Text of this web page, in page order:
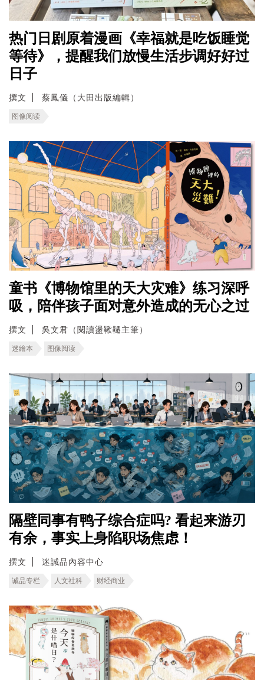
热门日剧原着漫画《幸福就是吃饭睡觉
等待》，提醒我们放慢生活步调好好过
日子
撰文 蔡鳳儀（大田出版編輯）
图像阅读
童书《博物馆里的天大灾难》练习深呼
吸，陪伴孩子面对意外造成的无心之过
撰文 吳文君（閱讀盪鞦韆主筆）
迷繪本 图像阅读
隔壁同事有鸭子综合症吗? 看起来游刃
有余，事实上身陷职场焦虑！
撰文 迷誠品內容中心
诚品专栏 人文社科 财经商业